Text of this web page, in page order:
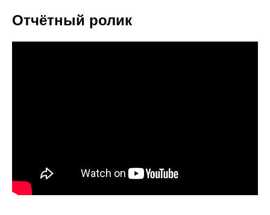
Отчётный ролик